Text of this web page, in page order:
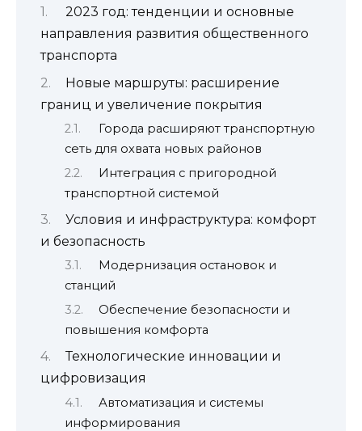
2023 год: тенденции и основные
направления развития общественного
транспорта
Новые маршруты: расширение
границ и увеличение покрытия
Города расширяют транспортную
сеть для охвата новых районов
Интеграция с пригородной
транспортной системой
Условия и инфраструктура: комфорт
и безопасность
Модернизация остановок и
станций
Обеспечение безопасности и
повышения комфорта
Технологические инновации и
цифровизация
Автоматизация и системы
информирования